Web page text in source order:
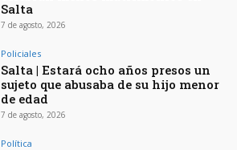
Salta
7 de agosto, 2026
Policiales
Salta | Estará ocho años presos un
sujeto que abusaba de su hijo menor
de edad
7 de agosto, 2026
Política